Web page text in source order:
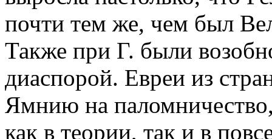
почти тем же, чем был
Также при Г. были
диаспорой. Евреи из
Ямнию на
как в теории, так и в